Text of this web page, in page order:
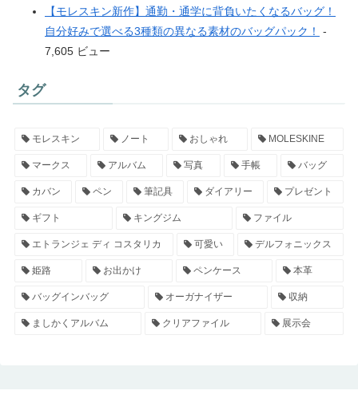
【モレスキン新作】通勤・通学に背負いたくなるバッグ！
自分好みで選べる3種類の異なる素材のバッグパック！
-
7,605 ビュー
タグ
モレスキン ノート おしゃれ MOLESKINE
マークス アルバム 写真 手帳 バッグ
カバン ペン 筆記具 ダイアリー プレゼント
ギフト キングジム ファイル
エトランジェ ディ コスタリカ 可愛い デルフォニックス
姫路 お出かけ ペンケース 本革
バッグインバッグ オーガナイザー 収納
ましかくアルバム クリアファイル 展示会